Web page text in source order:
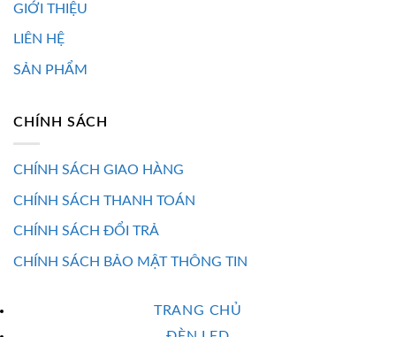
GIỚI THIỆU
LIÊN HỆ
SẢN PHẨM
CHÍNH SÁCH
CHÍNH SÁCH GIAO HÀNG
CHÍNH SÁCH THANH TOÁN
CHÍNH SÁCH ĐỔI TRẢ
CHÍNH SÁCH BẢO MẬT THÔNG TIN
TRANG CHỦ